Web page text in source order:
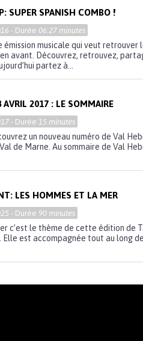
SUPER SPANISH COMBO !
- Durée 06:27 minutes
émission musicale qui veut retrouver
avant. Découvrez, retrouvez,
partez à...
2017 : LE SOMMAIRE
- Durée15 minutes
un nouveau numéro de Val
de Marne. Au sommaire de Val
LES HOMMES ET LA MER
- Durée 90 minutes
c’est le thème de cette édition de
est accompagnée tout au long de